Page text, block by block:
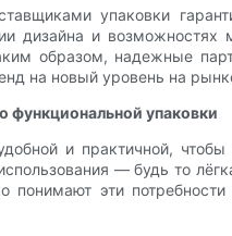
упаковки
дизайна и
образом, надежные
на новый уровень на
функциональной упаковки
и практичной, чтобы
— будь то
эти